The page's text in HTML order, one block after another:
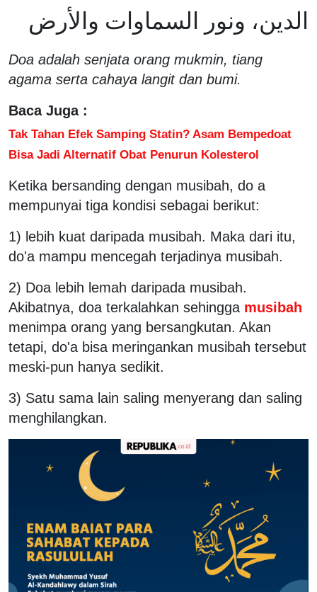
الدين، ونور السماوات والأرض
Doa adalah senjata orang mukmin, tiang
agama serta cahaya langit dan bumi.
Baca Juga :
Tak Tahan Efek Samping Statin? Asam Bempedoat
Bisa Jadi Alternatif Obat Penurun Kolesterol
Ketika bersanding dengan musibah, do a
mempunyai tiga kondisi sebagai berikut:
1) lebih kuat daripada musibah. Maka dari itu,
do'a mampu mencegah terjadinya musibah.
2) Doa lebih lemah daripada musibah.
Akibatnya, doa terkalahkan sehingga musibah
menimpa orang yang bersangkutan. Akan
tetapi, do'a bisa meringankan musibah tersebut
meski-pun hanya sedikit.
3) Satu sama lain saling menyerang dan saling
menghilangkan.